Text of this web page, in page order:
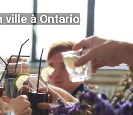
ville à Ontario